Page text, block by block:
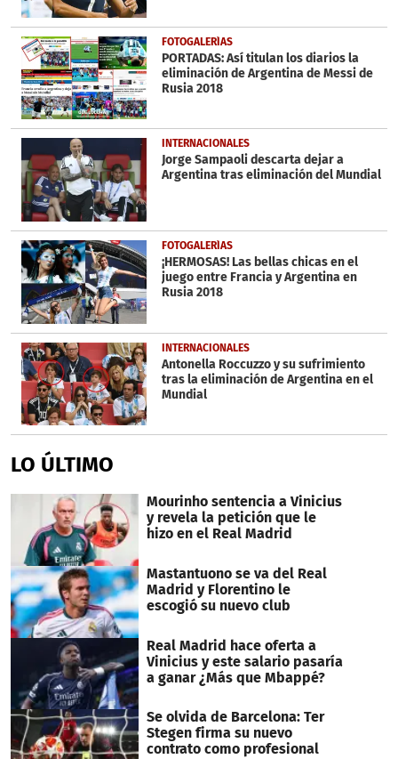
FOTOGALERÍAS
PORTADAS: Así titulan los diarios la
eliminación de Argentina de Messi de
Rusia 2018
INTERNACIONALES
Jorge Sampaoli descarta dejar a
Argentina tras eliminación del Mundial
FOTOGALERÍAS
¡HERMOSAS! Las bellas chicas en el
juego entre Francia y Argentina en
Rusia 2018
INTERNACIONALES
Antonella Roccuzzo y su sufrimiento
tras la eliminación de Argentina en el
Mundial
LO ÚLTIMO
Mourinho sentencia a Vinicius
y revela la petición que le
hizo en el Real Madrid
Mastantuono se va del Real
Madrid y Florentino le
escogió su nuevo club
Real Madrid hace oferta a
Vinicius y este salario pasaría
a ganar ¿Más que Mbappé?
Se olvida de Barcelona: Ter
Stegen firma su nuevo
contrato como profesional